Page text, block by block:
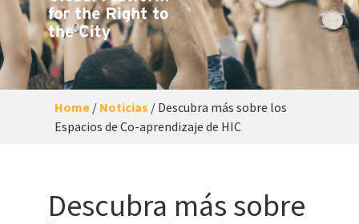
Home/ Noticias / Descubra más sobre los
Espacios de Co-aprendizaje de HIC
Descubra más sobre